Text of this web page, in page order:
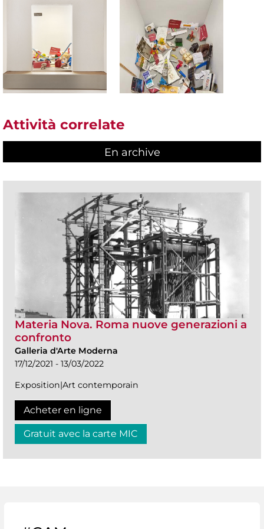
Attività correlate
En archive
Materia Nova. Roma nuove generazioni a
confronto
Galleria d'Arte Moderna
17/12/2021 - 13/03/2022
Exposition|Art contemporain
Acheter en ligne
Gratuit avec la carte MIC